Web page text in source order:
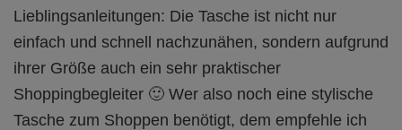
Lieblingsanleitungen: Die Tasche ist nicht nur
einfach und schnell nachzunähen, sondern aufgrund
ihrer Größe auch ein sehr praktischer
Shoppingbegleiter 🙂 Wer also noch eine stylische
Tasche zum Shoppen benötigt, dem empfehle ich